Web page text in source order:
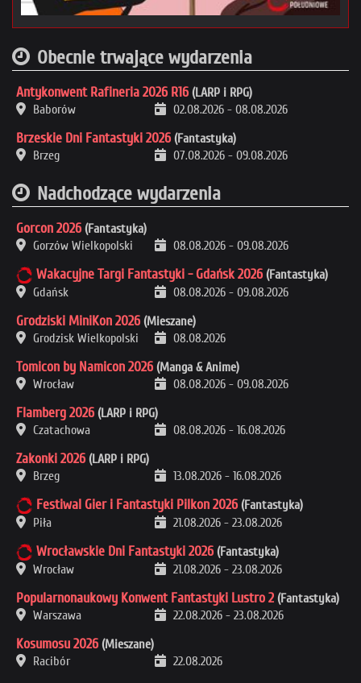
Obecnie trwające wydarzenia
Antykonwent Rafineria 2026 R16 (LARP i RPG)
Baborów
02.08.2026 - 08.08.2026
Brzeskie Dni Fantastyki 2026 (Fantastyka)
Brzeg
07.08.2026 - 09.08.2026
Nadchodzące wydarzenia
Gorcon 2026 (Fantastyka)
Gorzów Wielkopolski
08.08.2026 - 09.08.2026
Wakacyjne Targi Fantastyki - Gdańsk 2026 (Fantastyka)
Gdańsk
08.08.2026 - 09.08.2026
Grodziski MiniKon 2026 (Mieszane)
Grodzisk Wielkopolski
08.08.2026
Tomicon by Namicon 2026 (Manga & Anime)
Wrocław
08.08.2026 - 09.08.2026
Flamberg 2026 (LARP i RPG)
Czatachowa
08.08.2026 - 16.08.2026
Zakonki 2026 (LARP i RPG)
Brzeg
13.08.2026 - 16.08.2026
Festiwal Gier i Fantastyki Pilkon 2026 (Fantastyka)
Piła
21.08.2026 - 23.08.2026
Wrocławskie Dni Fantastyki 2026 (Fantastyka)
Wrocław
21.08.2026 - 23.08.2026
Popularnonaukowy Konwent Fantastyki Lustro 2 (Fantastyka)
Warszawa
22.08.2026 - 23.08.2026
Kosumosu 2026 (Mieszane)
Racibór
22.08.2026